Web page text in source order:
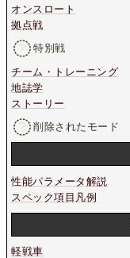
オンスロート
拠点戦
特別戦
チーム・トレーニング
地誌学
ストーリー
削除されたモード
性能パラメータ解説
スペック項目凡例
軽戦車